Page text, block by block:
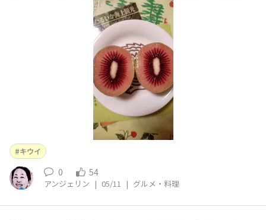
ってきたキウイを食べています。
キウイ
0 54
アンジェリン | 05/11 | グルメ・料理